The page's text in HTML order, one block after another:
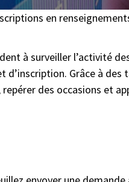
en
à surveiller l’activité
Grâce à
des occasions et